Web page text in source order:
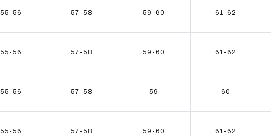
55-56 57-58 59-60 61-62
55-56 57-58 59-60 61-62
55-56 57-58 59 60
55-56 57-58 59-60 61-62